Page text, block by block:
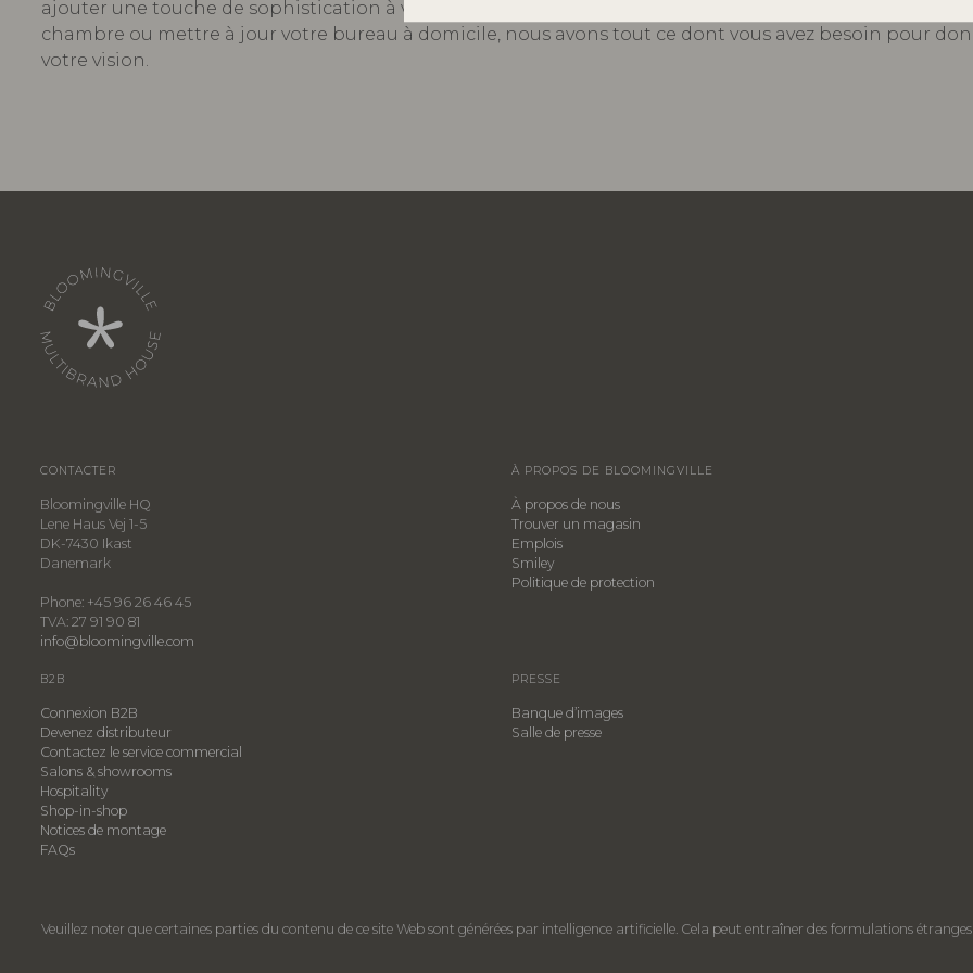
ajouter une touche de sophistication à votre salle à manger, créer un coin lecture confortable dans
chambre ou mettre à jour votre bureau à domicile, nous avons tout ce dont vous avez besoin pour
votre vision.
CONTACTER
Bloomingville HQ
Lene Haus Vej 1-5
DK-7430 Ikast
Danemark
Phone: +45 96 26 46 45
TVA: 27 91 90 81
info@bloomingville.com
À PROPOS DE BLOOMINGVILLE
À propos de nous
Trouver un magasin
Emplois
Smiley
​Politique de protection
B2B
Connexion B2B
Devenez distributeur
Contactez le service commercial
Salons & showrooms
Hospitality
​Shop-in-shop
Notices de montage
FAQs
PRESSE
Banque d’images
Salle de presse
Veuillez noter que certaines parties du contenu de ce site Web sont générées par intelligence artificielle. Cela peut entraîner des formulations